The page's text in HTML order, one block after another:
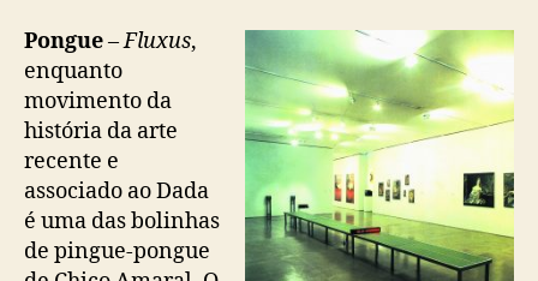
Pongue–Fluxus,
enquanto
movimento da
história da arte
recente e
associado ao Dada
é uma das bolinhas
de pingue-pongue